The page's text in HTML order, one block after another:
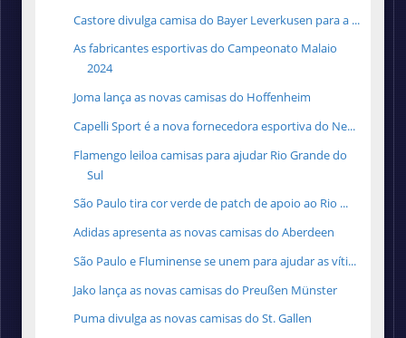
Castore divulga camisa do Bayer Leverkusen para a ...
As fabricantes esportivas do Campeonato Malaio
2024
Joma lança as novas camisas do Hoffenheim
Capelli Sport é a nova fornecedora esportiva do Ne...
Flamengo leiloa camisas para ajudar Rio Grande do
Sul
São Paulo tira cor verde de patch de apoio ao Rio ...
Adidas apresenta as novas camisas do Aberdeen
São Paulo e Fluminense se unem para ajudar as víti...
Jako lança as novas camisas do Preußen Münster
Puma divulga as novas camisas do St. Gallen